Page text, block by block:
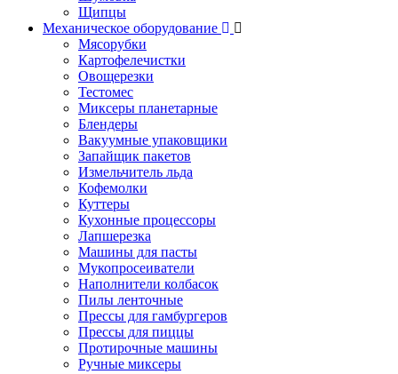
Щипцы
Механическое оборудование
Мясорубки
Картофелечистки
Овощерезки
Тестомес
Миксеры планетарные
Блендеры
Вакуумные упаковщики
Запайщик пакетов
Измельчитель льда
Кофемолки
Куттеры
Кухонные процессоры
Лапшерезка
Машины для пасты
Мукопросеиватели
Наполнители колбасок
Пилы ленточные
Прессы для гамбургеров
Прессы для пиццы
Протирочные машины
Ручные миксеры